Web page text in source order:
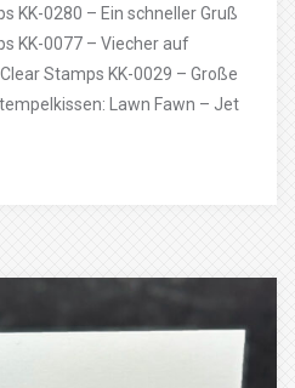
KK-0280 – Ein schneller Gruß
KK-0077 – Viecher auf
Stamps KK-0029 – Große
Lawn Fawn – Jet